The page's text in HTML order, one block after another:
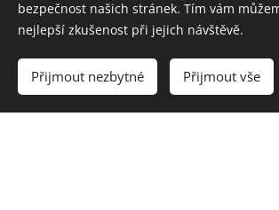
bezpečnost našich stránek. Tím vám
nejlepší zkušenost při jejich návštěvě.
Přijmout nezbytné Přijmout vše